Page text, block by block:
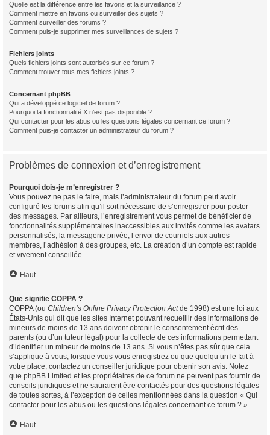
Quelle est la différence entre les favoris et la surveillance ?
Comment mettre en favoris ou surveiller des sujets ?
Comment surveiller des forums ?
Comment puis-je supprimer mes surveillances de sujets ?
Fichiers joints
Quels fichiers joints sont autorisés sur ce forum ?
Comment trouver tous mes fichiers joints ?
Concernant phpBB
Qui a développé ce logiciel de forum ?
Pourquoi la fonctionnalité X n’est pas disponible ?
Qui contacter pour les abus ou les questions légales concernant ce forum ?
Comment puis-je contacter un administrateur du forum ?
Problèmes de connexion et d’enregistrement
Pourquoi dois-je m’enregistrer ?
Vous pouvez ne pas le faire, mais l’administrateur du forum peut avoir
configuré les forums afin qu’il soit nécessaire de s’enregistrer pour poster
des messages. Par ailleurs, l’enregistrement vous permet de bénéficier de
fonctionnalités supplémentaires inaccessibles aux invités comme les avatars
personnalisés, la messagerie privée, l’envoi de courriels aux autres
membres, l’adhésion à des groupes, etc. La création d’un compte est rapide
et vivement conseillée.
Haut
Que signifie COPPA ?
COPPA (ou Children’s Online Privacy Protection Actde 1998) est une loi aux
États-Unis qui dit que les sites Internet pouvant recueillir des informations de
mineurs de moins de 13 ans doivent obtenir le consentement écrit des
parents (ou d’un tuteur légal) pour la collecte de ces informations permettant
d’identifier un mineur de moins de 13 ans. Si vous n’êtes pas sûr que cela
s’applique à vous, lorsque vous vous enregistrez ou que quelqu’un le fait à
votre place, contactez un conseiller juridique pour obtenir son avis. Notez
que phpBB Limited et les propriétaires de ce forum ne peuvent pas fournir de
conseils juridiques et ne sauraient être contactés pour des questions légales
de toutes sortes, à l’exception de celles mentionnées dans la question « Qui
contacter pour les abus ou les questions légales concernant ce forum ? ».
Haut